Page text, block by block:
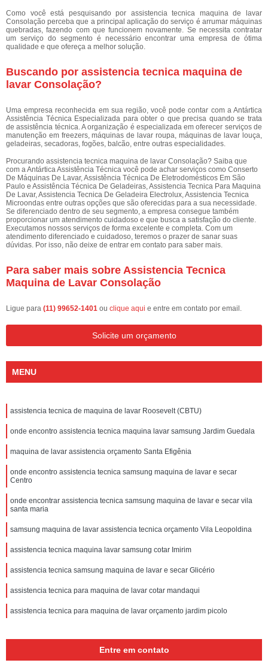
Como você está pesquisando por assistencia tecnica maquina de lavar
Consolação perceba que a principal aplicação do serviço é arrumar máquinas
quebradas, fazendo com que funcionem novamente. Se necessita contratar
um serviço do segmento é necessário encontrar uma empresa de ótima
qualidade e que ofereça a melhor solução.
Buscando por assistencia tecnica maquina de
lavar Consolação?
Uma empresa reconhecida em sua região, você pode contar com a Antártica
Assistência Técnica Especializada para obter o que precisa quando se trata
de assistência técnica. A organização é especializada em oferecer serviços de
manutenção em freezers, máquinas de lavar roupa, máquinas de lavar louça,
geladeiras, secadoras, fogões, balcão, entre outras especialidades.
Procurando assistencia tecnica maquina de lavar Consolação? Saiba que
com a Antártica Assistência Técnica você pode achar serviços como Conserto
De Máquinas De Lavar, Assistência Técnica De Eletrodomésticos Em São
Paulo e Assistência Técnica De Geladeiras, Assistencia Tecnica Para Maquina
De Lavar, Assistencia Tecnica De Geladeira Electrolux, Assistencia Tecnica
Microondas entre outras opções que são oferecidas para a sua necessidade.
Se diferenciado dentro de seu segmento, a empresa consegue também
proporcionar um atendimento cuidadoso e que busca a satisfação do cliente.
Executamos nossos serviços de forma excelente e completa. Com um
atendimento diferenciado e cuidadoso, teremos o prazer de sanar suas
dúvidas. Por isso, não deixe de entrar em contato para saber mais.
Para saber mais sobre Assistencia Tecnica
Maquina de Lavar Consolação
Ligue para (11) 99652-1401 ou clique aqui e entre em contato por email.
Solicite um orçamento
MENU
assistencia tecnica de maquina de lavar Roosevelt (CBTU)
onde encontro assistencia tecnica maquina lavar samsung Jardim Guedala
maquina de lavar assistencia orçamento Santa Efigênia
onde encontro assistencia tecnica samsung maquina de lavar e secar
Centro
onde encontrar assistencia tecnica samsung maquina de lavar e secar vila
santa maria
samsung maquina de lavar assistencia tecnica orçamento Vila Leopoldina
assistencia tecnica maquina lavar samsung cotar Imirim
assistencia tecnica samsung maquina de lavar e secar Glicério
assistencia tecnica para maquina de lavar cotar mandaqui
assistencia tecnica para maquina de lavar orçamento jardim picolo
Entre em contato